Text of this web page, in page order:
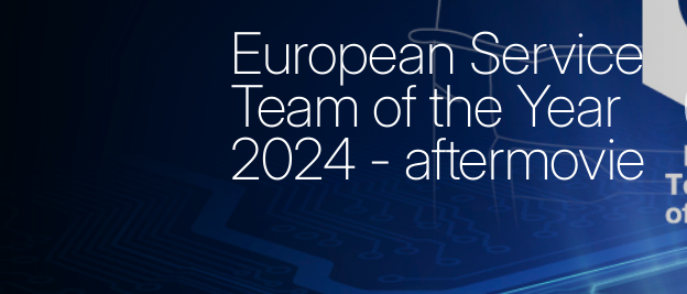
European Service
Team of the Year
2024 - aftermovie